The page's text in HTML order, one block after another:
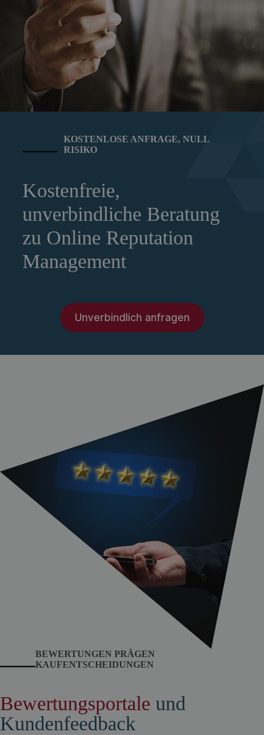
KOSTENLOSE ANFRAGE, NULL
RISIKO
Kostenfreie,
unverbindliche Beratung
zu Online Reputation
Management
Unverbindlich anfragen
BEWERTUNGEN PRÄGEN
KAUFENTSCHEIDUNGEN
Bewertungsportale und
Kundenfeedback